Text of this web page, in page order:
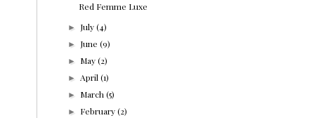
Red Femme Luxe
► July(4)
► June(9)
► May(2)
►April(1)
► March(5)
► February(2)